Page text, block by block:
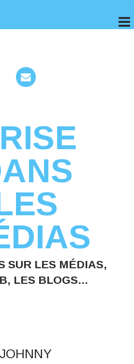
SUR LES MÉDIAS,
LES BLOGS...
JOHNNY